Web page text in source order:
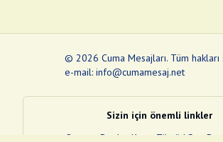
© 2026 Cuma Mesajları. Tüm hakları
e-mail: info@cumamesaj.net
Sizin için önemli linkler
Quran
e-Devlet Kapısı Tüvtürk Son